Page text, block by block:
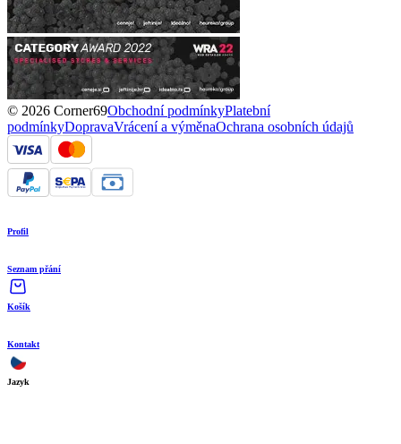
© 2026 Corner69Obchodní podmínkyPlatební
podmínkyDopravaVrácení a výměnaOchrana osobních údajů
Profil
Seznam přání
Košík
Kontakt
Jazyk